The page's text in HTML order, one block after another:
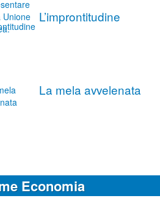
L’improntitudine
La mela avvelenata
Economia